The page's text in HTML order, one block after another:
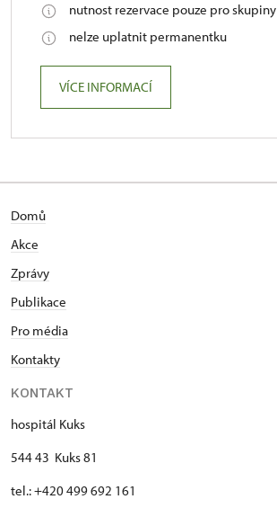
nutnost rezervace pouze pro skupiny
nelze uplatnit permanentku
VÍCE INFORMACÍ
Domů
Akce
Zprávy
Publikace
Pro média
Kontakty
KONTAKT
hospitál Kuks
544 43 Kuks 81
tel.: +420 499 692 161